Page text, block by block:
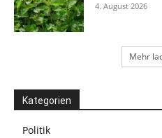
4. August 2026
Mehr
Kategorien
Politik